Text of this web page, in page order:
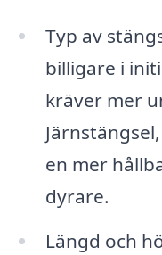
Typ av
billigare i
kräver mer
en mer
dyrare.
Längd och